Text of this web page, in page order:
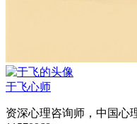
于飞心师
资深心理咨询师，中国心